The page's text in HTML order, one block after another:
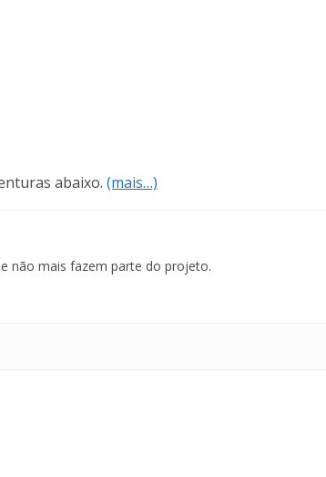
abaixo. (mais…)
não mais fazem parte do projeto.